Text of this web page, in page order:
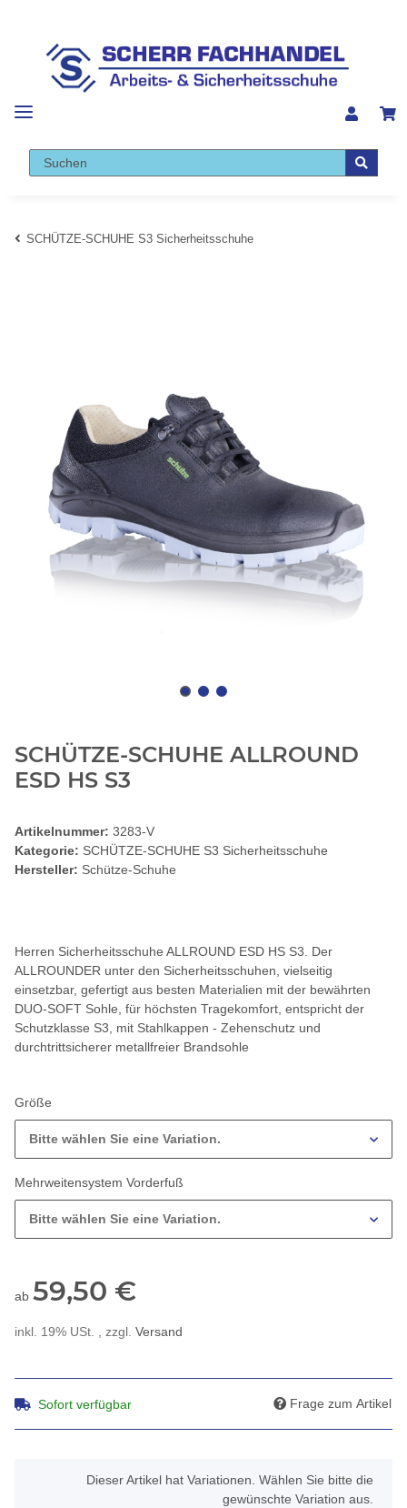
SCHÜTZE-SCHUHE S3 Sicherheitsschuhe
SCHÜTZE-SCHUHE ALLROUND
ESD HS S3
Artikelnummer: 3283-V
Kategorie: SCHÜTZE-SCHUHE S3 Sicherheitsschuhe
Hersteller: Schütze-Schuhe
Herren Sicherheitsschuhe ALLROUND ESD HS S3. Der
ALLROUNDER unter den Sicherheitsschuhen, vielseitig
einsetzbar, gefertigt aus besten Materialien mit der bewährten
DUO-SOFT Sohle, für höchsten Tragekomfort, entspricht der
Schutzklasse S3, mit Stahlkappen - Zehenschutz und
durchtrittsicherer metallfreier Brandsohle
Größe
Bitte wählen Sie eine Variation.
Mehrweitensystem Vorderfuß
Bitte wählen Sie eine Variation.
ab 59,50 €
inkl. 19% USt. , zzgl. Versand
Sofort verfügbar Frage zum Artikel
Dieser Artikel hat Variationen. Wählen Sie bitte die
gewünschte Variation aus.